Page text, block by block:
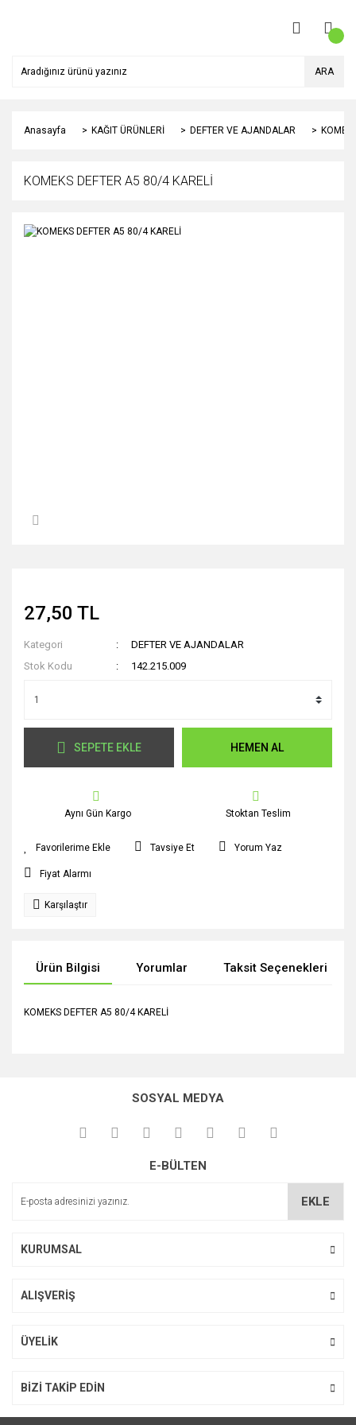
ARA
Anasayfa KAĞIT ÜRÜNLERİ DEFTER VE AJANDALAR
KOMEKS DEFTER A5 80/4 KARELİ
27,50 TL
Kategori
DEFTER VE AJANDALAR
Stok Kodu
142.215.009
SEPETE EKLE HEMEN AL
Aynı Gün Kargo Stoktan Teslim
Tavsiye Et Yorum Yaz
Fiyat Alarmı
Karşılaştır
Ürün Bilgisi Yorumlar Taksit Seçenekleri
KOMEKS DEFTER A5 80/4 KARELİ
kullanarak tarafımıza iletebilirsiniz.
Görüş ve önerileriniz için teşekkür ederiz.
Ürün açıklamasında eksik bilgiler bulunuyor.
SOSYAL MEDYA
E-BÜLTEN
EKLE
KURUMSAL
ALIŞVERİŞ
ÜYELİK
BİZİ TAKİP EDİN